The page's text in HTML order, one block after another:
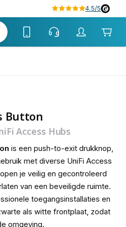
4.5/5
Button
Access Hubs
is een push-to-exit drukknop,
met diverse UniFi Access
je veilig en gecontroleerd
van een beveiligde ruimte.
toegangsinstallaties en
als witte frontplaat, zodat
omgeving.